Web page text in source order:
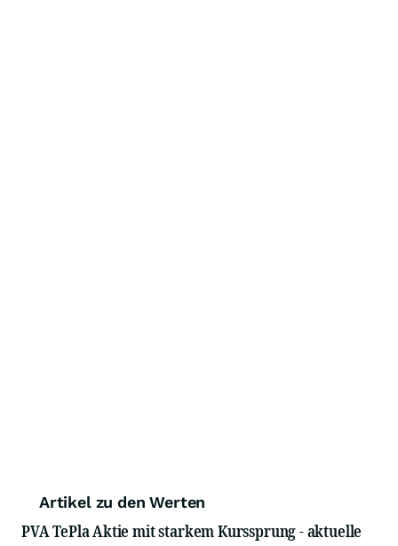
Artikel zu den Werten
PVA TePla Aktie mit starkem Kurssprung - aktuelle